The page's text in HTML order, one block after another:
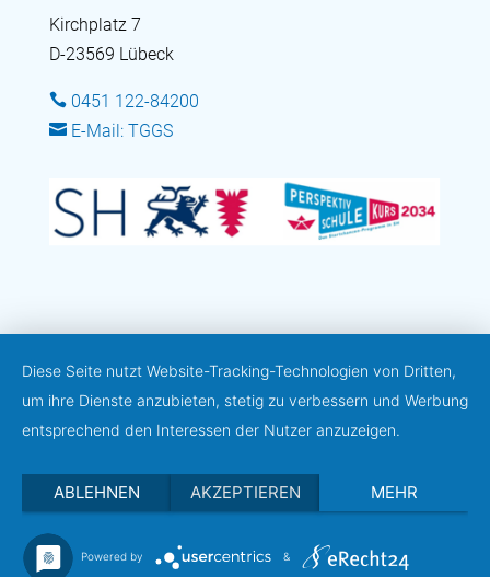
Kirchplatz 7
D-23569 Lübeck
 0451 122-84200
 E-Mail: TGGS
Diese Seite nutzt Website-Tracking-Technologien von Dritten,
um ihre Dienste anzubieten, stetig zu verbessern und Werbung
entsprechend den Interessen der Nutzer anzuzeigen.
ABLEHNEN AKZEPTIEREN MEHR
Powered by &